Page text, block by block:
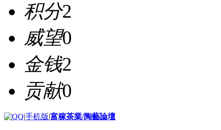
积分2
威望0
金钱2
贡献0
|手机版|富稼茶業/陶藝論壇